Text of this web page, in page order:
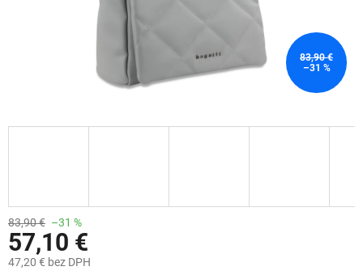
83,90 €
–31 %
83,90 € –31 %
57,10 €
47,20 € bez DPH